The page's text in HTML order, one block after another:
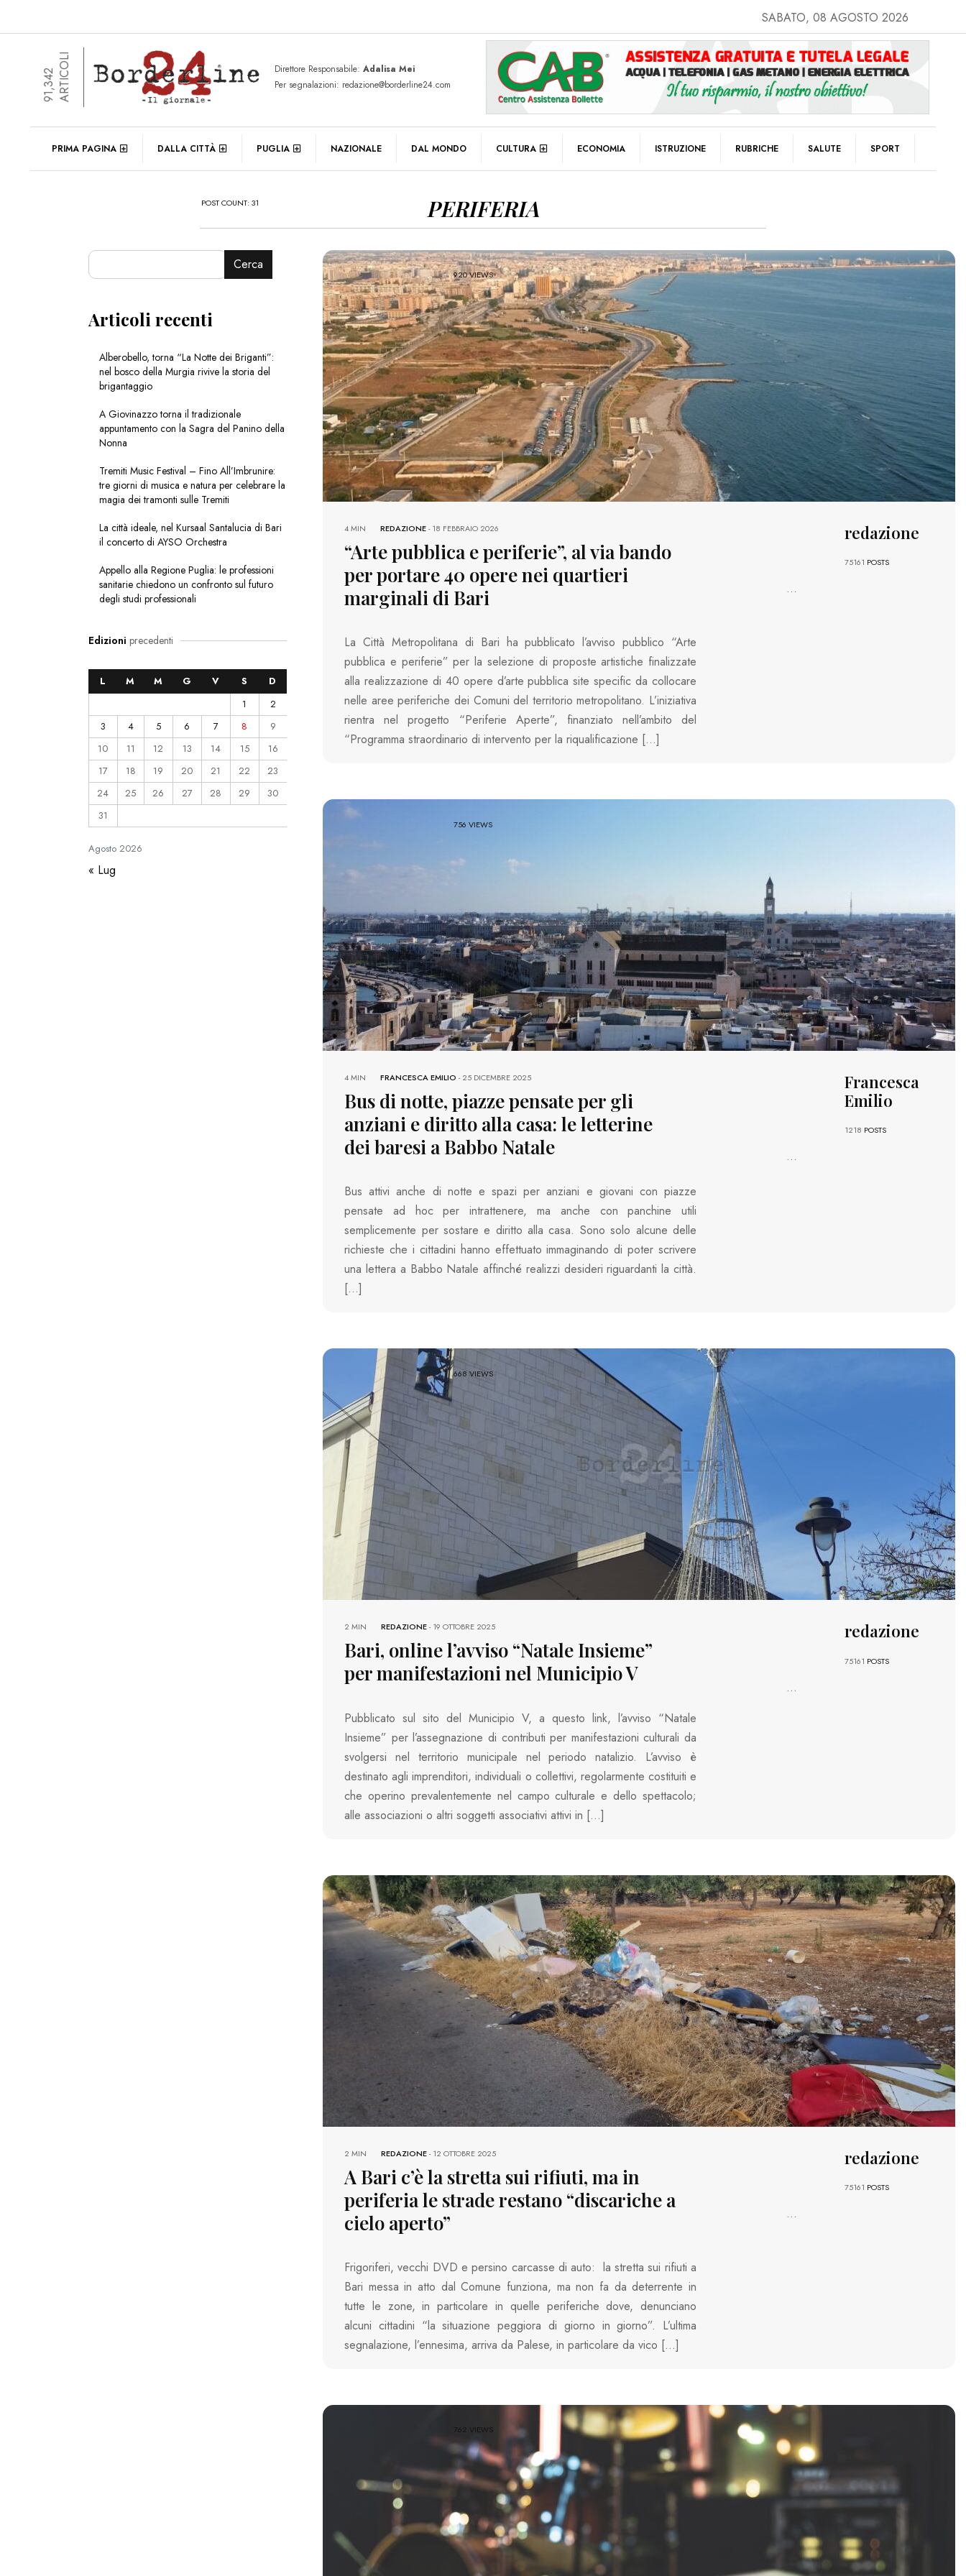
SABATO, 08 AGOSTO 2026
91,342ARTICOLI Direttore Responsabile: Adalisa Mei
Per segnalazioni: redazione@borderline24.com
PRIMA PAGINA DALLA CITTÀ PUGLIA NAZIONALE DAL MONDO CULTURA ECONOMIA ISTRUZIONE RUBRICHE SALUTE SPORT
POST COUNT: 31 PERIFERIA
920 VIEWS
REDAZIONE-18 FEBBRAIO 2026
4 MIN
“Arte pubblica e periferie”, al via bando
per portare 40 opere nei quartieri
marginali di Bari
La Città Metropolitana di Bari ha pubblicato l’avviso pubblico “Arte
pubblica e periferie” per la selezione di proposte artistiche finalizzate
alla realizzazione di 40 opere d’arte pubblica site specific da collocare
nelle aree periferiche dei Comuni del territorio metropolitano. L’iniziativa
rientra nel progetto “Periferie Aperte”, finanziato nell’ambito del
“Programma straordinario di intervento per la riqualificazione […]
redazione
75161 POSTS
...
756 VIEWS
FRANCESCA EMILIO -25 DICEMBRE 2025
4 MIN
Bus di notte, piazze pensate per gli
anziani e diritto alla casa: le letterine
dei baresi a Babbo Natale
Bus attivi anche di notte e spazi per anziani e giovani con piazze
pensate ad hoc per intrattenere, ma anche con panchine utili
semplicemente per sostare e diritto alla casa. Sono solo alcune delle
richieste che i cittadini hanno effettuato immaginando di poter scrivere
una lettera a Babbo Natale affinché realizzi desideri riguardanti la città.
[…]
Francesca
Emilio
1218 POSTS
...
668 VIEWS
REDAZIONE-19 OTTOBRE 2025
2 MIN
Bari, online l’avviso “Natale Insieme”
per manifestazioni nel Municipio V
Pubblicato sul sito del Municipio V, a questo link, l’avviso “Natale
Insieme” per l’assegnazione di contributi per manifestazioni culturali da
svolgersi nel territorio municipale nel periodo natalizio. L’avviso è
destinato agli imprenditori, individuali o collettivi, regolarmente costituiti e
che operino prevalentemente nel campo culturale e dello spettacolo;
alle associazioni o altri soggetti associativi attivi in […]
redazione
75161 POSTS
...
727 VIEWS
REDAZIONE-12 OTTOBRE 2025
2 MIN
A Bari c’è la stretta sui rifiuti, ma in
periferia le strade restano “discariche a
cielo aperto”
Frigoriferi, vecchi DVD e persino carcasse di auto: la stretta sui rifiuti a
Bari messa in atto dal Comune funziona, ma non fa da deterrente in
tutte le zone, in particolare in quelle periferiche dove, denunciano
alcuni cittadini “la situazione peggiora di giorno in giorno”. L’ultima
segnalazione, l’ennesima, arriva da Palese, in particolare da vico […]
redazione
75161 POSTS
...
762 VIEWS
Cerca
Articoli recenti
Alberobello, torna “La Notte dei Briganti”:
nel bosco della Murgia rivive la storia del
brigantaggio
A Giovinazzo torna il tradizionale
appuntamento con la Sagra del Panino della
Nonna
Tremiti Music Festival – Fino All’Imbrunire:
tre giorni di musica e natura per celebrare la
magia dei tramonti sulle Tremiti
La città ideale, nel Kursaal Santalucia di Bari
il concerto di AYSO Orchestra
Appello alla Regione Puglia: le professioni
sanitarie chiedono un confronto sul futuro
degli studi professionali
Edizioni precedenti
Agosto2026
L M M G V S
D
1
2
3
4 5 6 7 8
9
10
11 12 13 14 15
16
17
18 19 20 21 22
23
24
25 26 27 28 29
30
31
« Lug